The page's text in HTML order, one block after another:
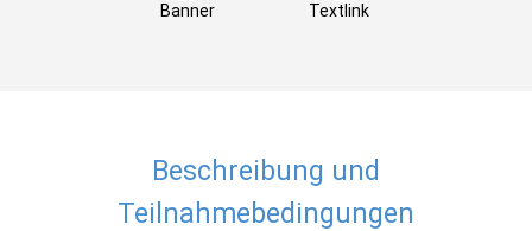
Banner Textlink
Beschreibung und
Teilnahmebedingungen